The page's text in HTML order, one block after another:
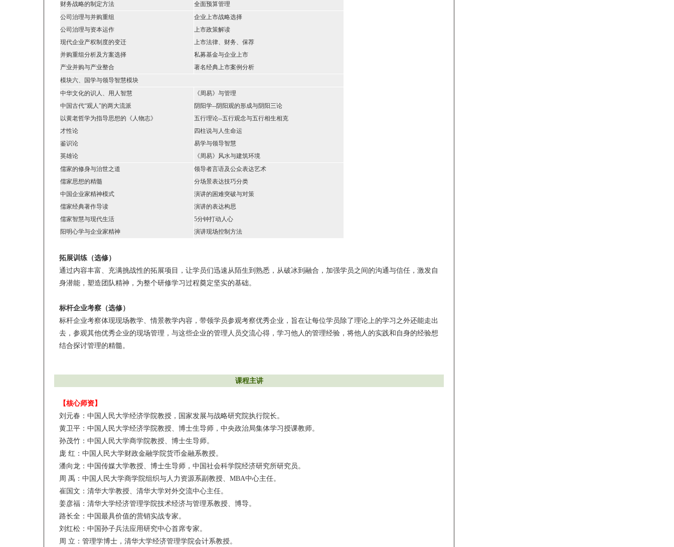
财务战略的制定方法
全面预算管理
公司治理与并购重组
公司治理与资本运作
现代企业产权制度的变迁
并购重组分析及方案选择
产业并购与产业整合
企业上市战略选择
上市政策解读
上市法律、财务、保荐
私募基金与企业上市
著名经典上市案例分析
模块六、国学与领导智慧模块
中华文化的识人、用人智慧
中国古代“观人”的两大流派
以黄老哲学为指导思想的《人物志》
才性论
鉴识论
英雄论
《周易》与管理
阴阳学--阴阳观的形成与阴阳三论
五行理论--五行观念与五行相生相克
四柱说与人生命运
易学与领导智慧
《周易》风水与建筑环境
儒家的修身与治世之道
儒家思想的精髓
中国企业家精神模式
儒家经典著作导读
儒家智慧与现代生活
阳明心学与企业家精神
领导者言语及公众表达艺术
分场景表达技巧分类
演讲的困难突破与对策
演讲的表达构思
5分钟打动人心
演讲现场控制方法
拓展训练（选修）
通过内容丰富、充满挑战性的拓展项目，让学员们迅速从陌生到熟悉，从破冰到融合，加强学员之间的沟通与信任，激发自
身潜能，塑造团队精神，为整个研修学习过程奠定坚实的基础。
标杆企业考察（选修）
标杆企业考察体现现场教学、情景教学内容，带领学员参观考察优秀企业，旨在让每位学员除了理论上的学习之外还能走出
去，参观其他优秀企业的现场管理，与这些企业的管理人员交流心得，学习他人的管理经验，将他人的实践和自身的经验想
结合探讨管理的精髓。
课程主讲
【核心师资】
刘元春：中国人民大学经济学院教授，国家发展与战略研究院执行院长。
黄卫平：中国人民大学经济学院教授、博士生导师，中央政治局集体学习授课教师。
孙茂竹：中国人民大学商学院教授、博士生导师。
庞 红：中国人民大学财政金融学院货币金融系教授。
潘向龙：中国传媒大学教授、博士生导师，中国社会科学院经济研究所研究员。
周 禹：中国人民大学商学院组织与人力资源系副教授、MBA中心主任。
崔国文：清华大学教授、清华大学对外交流中心主任。
姜彦福：清华大学经济管理学院技术经济与管理系教授、博导。
路长全：中国最具价值的营销实战专家。
刘红松：中国孙子兵法应用研究中心首席专家。
周 立：管理学博士，清华大学经济管理学院会计系教授。